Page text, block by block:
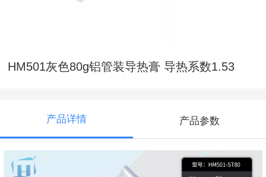
HM501灰色80g铝管装导热膏 导热系数1.53
产品详情 产品参数